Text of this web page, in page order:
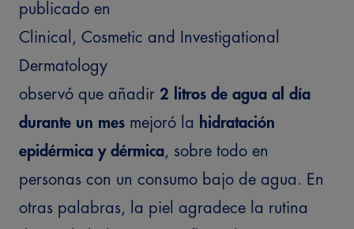
publicado en
Clinical, Cosmetic and Investigational
Dermatology
observó que añadir 2 litros de agua al día
durante un mes mejoró la hidratación
epidérmica y dérmica, sobre todo en
personas con un consumo bajo de agua. En
otras palabras, la piel agradece la rutina